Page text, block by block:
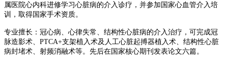
属医院心内科进修学习心脏病的介入诊疗，并参加国家心血管介入培
训
， 取得国家手术资质。
专业擅长 ：冠心病、心律失常、结构性心脏病的介入治疗，可完成冠
脉造影术、 PTCA+支架植入术及人工心脏起搏器植入术、 结构性心脏
病封堵术、射频消融术等。先后在国家核心期刊发表论文六篇。